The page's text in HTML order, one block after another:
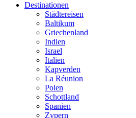
Destinationen
Städtereisen
Baltikum
Griechenland
Indien
Israel
Italien
Kapverden
La Réunion
Polen
Schottland
Spanien
Zypern